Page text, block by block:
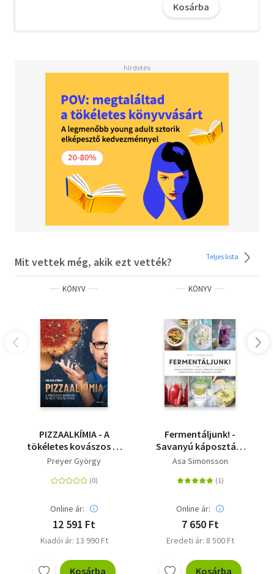
Kosárba
Mit vettek még, akik ezt vették? Teljes lista
KÖNYV
PIZZAALKÍMIA - A
tökéletes kovászos és
kelt tészta titkai
Preyer György
Online ár:
12 591 Ft
Kiadói ár: 13 990 Ft
Kosárba
KÖNYV
Fermentáljunk! -
Savanyú káposzták,
kimcsik, fermentált
gyümölcsök és italok,
Asa Simonsson
Online ár:
7 650 Ft
Eredeti ár: 8 500 Ft
Kosárba